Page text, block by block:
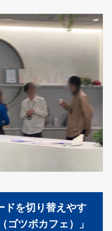
ドを切り替えやす
ゴツボカフェ）」